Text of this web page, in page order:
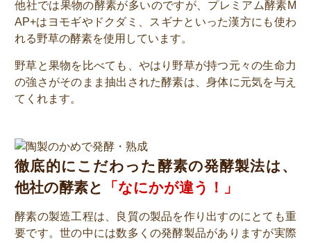
他社では果物の酵素が多いのですが、プレミアム酵素M
AP+はヨモギやドクダミ、スギナといった漢方にも使わ
れる野草の酵素を使用しています。
野草と果物を比べても、やはり野草が持つ元々の生命力
の強さがそのまま抽出された酵素は、身体に元気を与え
てくれます。
徹底的にこだわった酵素の発酵製法は、
他社の酵素と
「なにかが違う！」
酵素の製造工程は、良質の製品を作り出すのにとても重
要です。世の中には数多くの発酵製品がありますが実際